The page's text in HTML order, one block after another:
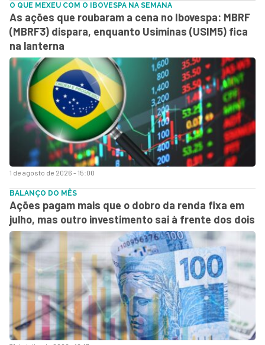
1 de agosto de 2026 - 15:00
O QUE MEXEU COM O IBOVESPA NA SEMANA
As ações que roubaram a cena no Ibovespa: MBRF
(MBRF3) dispara, enquanto Usiminas (USIM5) fica
na lanterna
BALANÇO DO MÊS
Ações pagam mais que o dobro da renda fixa em
julho, mas outro investimento sai à frente dos dois